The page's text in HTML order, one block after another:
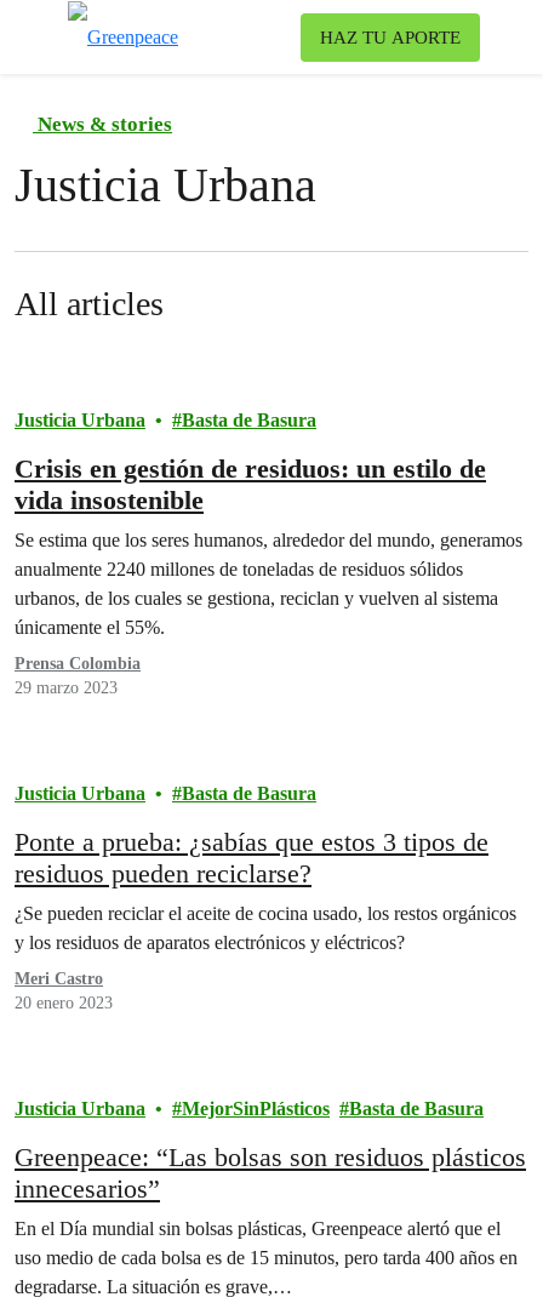
HAZ TU APORTE
News & stories
Justicia Urbana
All articles
Justicia Urbana Basta de Basura
Crisis en gestión de residuos: un estilo de
vida insostenible
Se estima que los seres humanos, alrededor del mundo, generamos
anualmente 2240 millones de toneladas de residuos sólidos
urbanos, de los cuales se gestiona, reciclan y vuelven al sistema
únicamente el 55%.
Prensa Colombia
29 marzo 2023
Justicia Urbana Basta de Basura
Ponte a prueba: ¿sabías que estos 3 tipos de
residuos pueden reciclarse?
¿Se pueden reciclar el aceite de cocina usado, los restos orgánicos
y los residuos de aparatos electrónicos y eléctricos?
Meri Castro
20 enero 2023
Justicia Urbana MejorSinPlásticos Basta de Basura
Greenpeace: “Las bolsas son residuos plásticos
innecesarios”
En el Día mundial sin bolsas plásticas, Greenpeace alertó que el
uso medio de cada bolsa es de 15 minutos, pero tarda 400 años en
degradarse. La situación es grave,…